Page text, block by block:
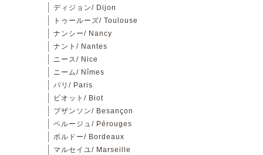
ディジョン/ Dijon
トゥールーズ/ Toulouse
ナンシー/ Nancy
ナント/ Nantes
ニース/ Nice
ニーム/ Nîmes
パリ/ Paris
ビオット/ Biot
ブザンソン/ Besançon
ペルージュ/ Pérouges
ボルドー/ Bordeaux
マルセイユ/ Marseille